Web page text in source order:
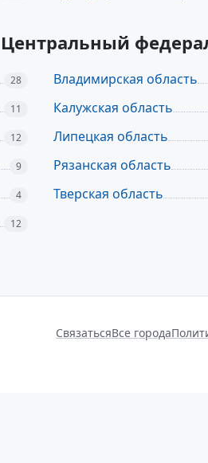
Центральный
28 Владимирская область
11 Калужская область
12 Липецкая область
9 Рязанская область
4 Тверская область
12
СвязатьсяВсе города